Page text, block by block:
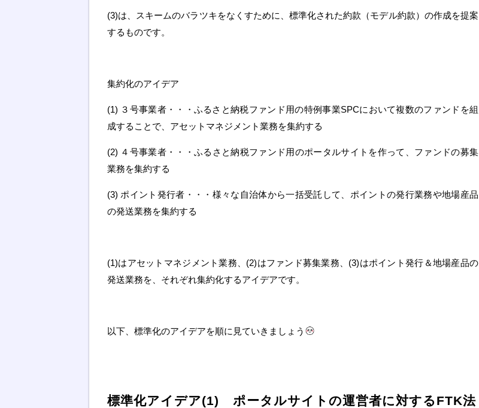
(3)は、スキームのバラツキをなくすために、標準化された約款（モデル約款）の作成を提案
するものです。
集約化のアイデア
(1) ３号事業者・・・ふるさと納税ファンド用の特例事業SPCにおいて複数のファンドを組
成することで、アセットマネジメント業務を集約する
(2) ４号事業者・・・ふるさと納税ファンド用のポータルサイトを作って、ファンドの募集
業務を集約する
(3) ポイント発行者・・・様々な自治体から一括受託して、ポイントの発行業務や地場産品
の発送業務を集約する
(1)はアセットマネジメント業務、(2)はファンド募集業務、(3)はポイント発行＆地場産品の
発送業務を、それぞれ集約化するアイデアです。
以下、標準化のアイデアを順に見ていきましょう
標準化アイデア(1) ポータルサイトの運営者に対するFTK法